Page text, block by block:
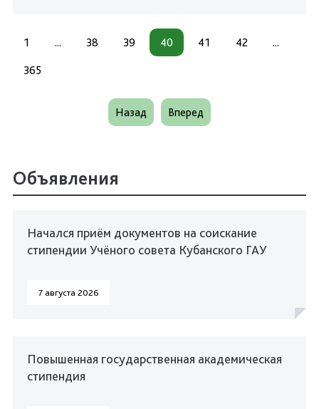
1 ... 38 39 40 41 42 ...
365
Назад Вперед
Объявления
Начался приём документов на соискание
стипендии Учёного совета Кубанского ГАУ
7 августа 2026
Повышенная государственная академическая
стипендия